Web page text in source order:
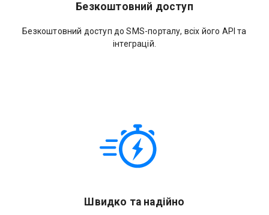
Безкоштовний доступ
Безкоштовний доступ до SMS-порталу, всіх його API та
інтеграцій.
Швидко та надійно